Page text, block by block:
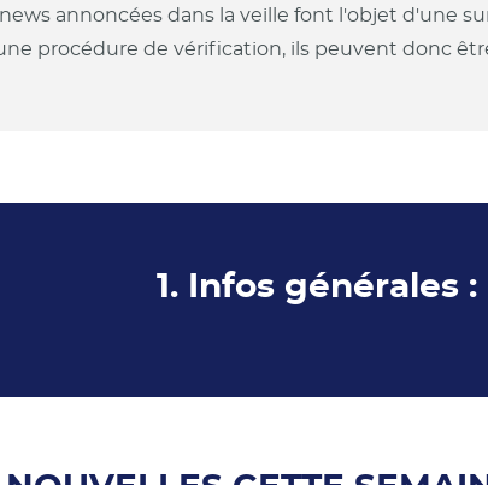
annoncées dans la veille font l'objet d'une
procédure de vérification, ils peuvent donc
1. Infos générales